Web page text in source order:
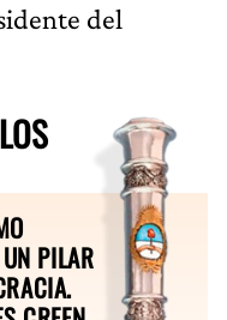
del
PILAR